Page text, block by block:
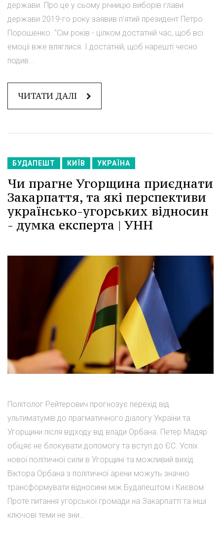
держави. Про це у сьому річницю виборів глави
держави 2019-го року заявив п'ятий президент Петро
Порошенко. "Сім років - цілком достатній час, щоб всі
емоції вже вляглися. І достатній, щоб нарешті чесно
подив...
ЧИТАТИ ДАЛІ
БУДАПЕШТ КИЇВ УКРАЇНА
Чи прагне Угорщина приєднати
Закарпаття, та які перспективи
українсько-угорських відносин
- думка експерта | УНН
Політолог Рейтерович прогнозує перехід від
ультиматумів до прагматичного діалогу України та
Угорщини після відходу від влади Орбана. Петер Мадяр
обіцяє не блокувати допомогу та вступ до ЄС. Успіх
нової політичної сили в Угорщині та можливий вихід
Віктора Орбана з політичної арени можуть значно
трансформувати відносини між Будапештом і Києвом.
Проте питання угорської громади на Закарпатті та інші
ключові теми не зни...